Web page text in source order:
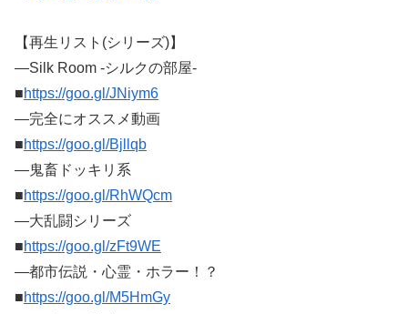
【再生リスト(シリーズ)】
―Silk Room -シルクの部屋-
■https://goo.gl/JNiym6
―完全にオススメ動画
■https://goo.gl/Bjllqb
―鬼畜ドッキリ系
■https://goo.gl/RhWQcm
―大乱闘シリーズ
■https://goo.gl/zFt9WE
―都市伝説・心霊・ホラー！？
■https://goo.gl/M5HmGy